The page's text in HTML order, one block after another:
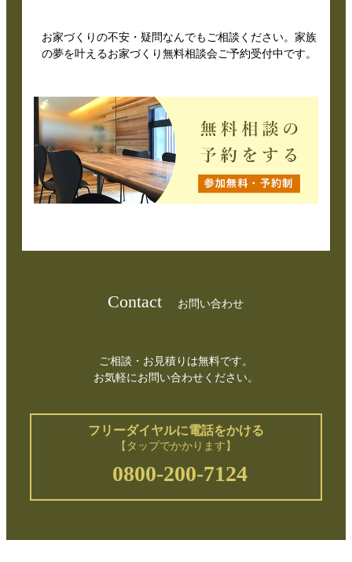
お家づくりの不安・疑問なんでもご相談ください。家族
の夢を叶えるお家づくり無料相談会ご予約受付中です。
Contact お問い合わせ
ご相談・お見積りは無料です。
お気軽にお問い合わせください。
フリーダイヤルに電話をかける
【タップでかかります】
0800-200-7124